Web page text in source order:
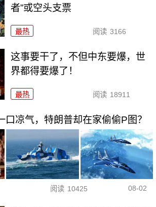
者”或空头支票
最热 阅读 3166
这事要干了，不但中东要爆，世
界都得要爆了！
最热 阅读 18911
口凉气，特朗普却在家偷偷P图？
阅读 10425 08-02